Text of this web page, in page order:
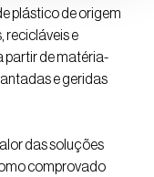
plástico de origem
recicláveis e
partir de matéria-
e geridas
das soluções
comprovado